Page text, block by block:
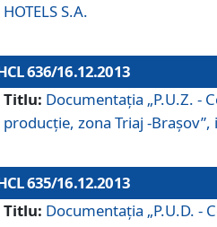
HOTELS S.A.
636/16.12.2013
Titlu: Documentaţia „P.U.Z. -
producţie, zona Triaj -
635/16.12.2013
Titlu: Documentaţia „P.U.D. -